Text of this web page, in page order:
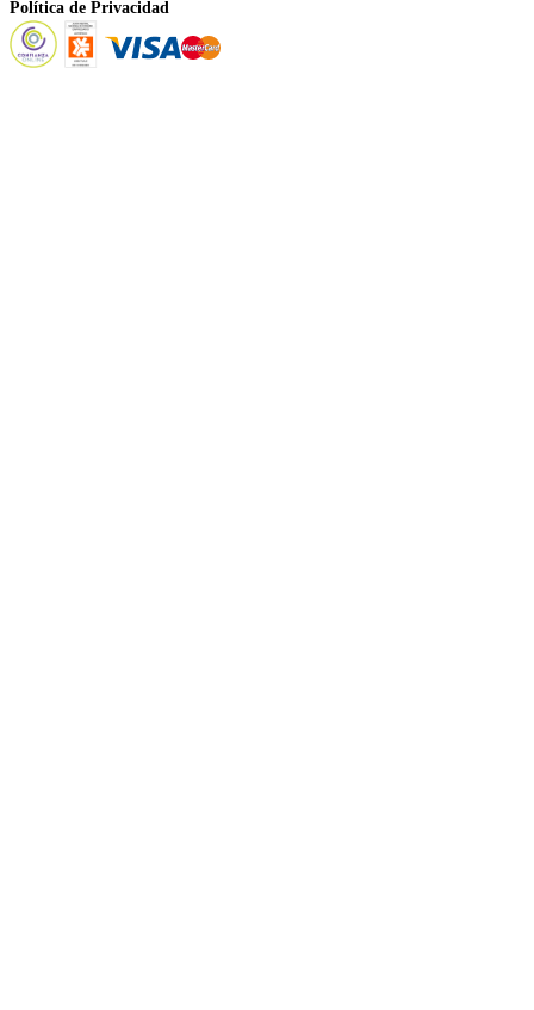
Política de Privacidad